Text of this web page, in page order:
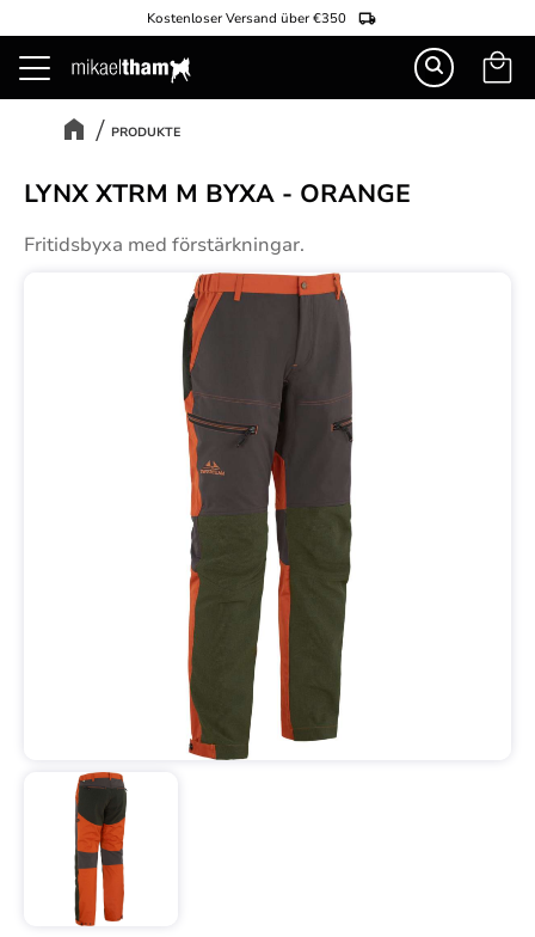
Menü
Kostenloser Versand über €350
PRODUKTE
LYNX XTRM M BYXA - ORANGE
Fritidsbyxa med förstärkningar.